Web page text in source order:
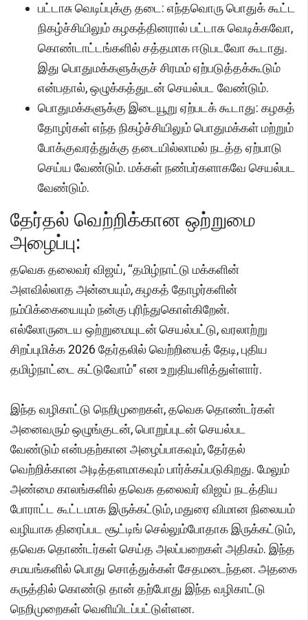
பட்டாசு வெடிப்புக்கு தடை: எந்தவொரு பொதுக் கூட்ட
நிகழ்ச்சியிலும் கழகத்தினரால் பட்டாசு வெடிக்கவோ,
கொண்டாட்டங்களில் சத்தமாக ஈடுபடவோ கூடாது.
இது பொதுமக்களுக்குச் சிரமம் ஏற்படுத்தக்கூடும்
என்பதால், ஒழுக்கத்துடன் செயல்பட வேண்டும்.
பொதுமக்களுக்கு இடையூறு ஏற்படக் கூடாது: கழகத்
தோழர்கள் எந்த நிகழ்ச்சியிலும் பொதுமக்கள் மற்றும்
போக்குவரத்துக்கு தடையில்லாமல் நடத்த ஏற்பாடு
செய்ய வேண்டும். மக்கள் நண்பர்களாகவே செயல்பட
வேண்டும்.
தேர்தல் வெற்றிக்கான ஒற்றுமை
அழைப்பு:
தவெக தலைவர் விஜய், “தமிழ்நாட்டு மக்களின்
அளவில்லாத அன்பையும், கழகத் தோழர்களின்
நம்பிக்கையையும் நன்கு புரிந்துகொள்கிறேன்.
எல்லோருடைய ஒற்றுமையுடன் செயல்பட்டு, வரலாற்று
சிறப்புமிக்க 2026 தேர்தலில் வெற்றியைத் தேடி, புதிய
தமிழ்நாட்டை கட்டுவோம்” என உறுதியளித்துள்ளார்.
இந்த வழிகாட்டு நெறிமுறைகள், தவெக தொண்டர்கள்
அனைவரும் ஒழுங்குடன், பொறுப்புடன் செயல்பட
வேண்டும் என்பதற்கான அழைப்பாகவும், தேர்தல்
வெற்றிக்கான அடித்தளமாகவும் பார்க்கப்படுகிறது. மேலும்
அண்மை காலங்களில் தவெக தலைவர் விஜய் நடத்திய
போராட்ட கூட்டமாக இருக்கட்டும், மதுரை விமான நிலையம்
வழியாக திரைப்பட சூட்டிங் செல்லும்போதாக இருக்கட்டும்,
தவெக தொண்டர்கள் செய்த அலப்பறைகள் அதிகம். இந்த
சமயங்களில் பொது சொத்துக்கள் சேதமடைந்தன. அதகை
கருத்தில் கொண்டு தான் தற்போது இந்த வழிகாட்டு
நெறிமுறைகள் வெளியிடப்பட்டுள்ளன.